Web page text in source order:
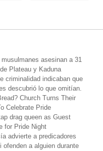
musulmanes asesinan a 31
Plateau y Kaduna
criminalidad indicaban que
descubrió lo que omitían.
Church Turns Their
Celebrate Pride
drag queen as Guest
for Pride Night
advierte a predicadores
a alguien durante